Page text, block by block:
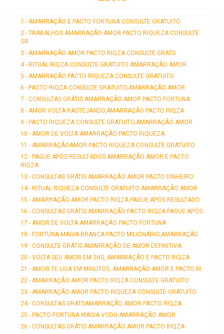
1 - AMARRAÇÃO E PACTO FORTUNA CONSULTE GRATUITO
2 - TRABALHOS AMARRAÇÃO AMOR PACTO RIQUEZA CONSULTE
GR
3 - AMARRAÇÃO AMOR PACTO RIQZA CONSULTE GRATS
4 - RITUAL RIQZA CONSULTE GRATUITO AMARRAÇÃO AMOR
5 - AMARRAÇÃO PACTO RIQUEZA CONSULTE GRATUITO
6 - PACTO RIQZA CONSULTE GRATUITO,AMARRAÇÃO AMOR
7 - CONSULTAS GRÁTIS AMARRAÇÃO AMOR PACTO FORTUNA
8 - AMOR VOLTA RASTEJANDO,AMARRAÇÃO PACTO RIQZA
9 - PACTO RIQUEZA CONSULTE GRATUITO,AMARRAÇÃO AMOR
10 - AMOR DE VOLTA AMARRAÇÃO PACTO RIQUEZA
11 - AMARRAÇÃOAMOR PACTO RIQUEZA CONSULTE GRATUITO
12 - PAGUE APÓS RESULTADOS AMARRAÇÃO AMOR E PACTO
RIQZA
13 - CONSULTAS GRÁTIS AMARRAÇÃO AMOR PACTO DINHEIRO
14 - RITUAL RIQUEZA CONSULTE GRATUITO AMARRAÇÃO AMOR
15 - AMARRAÇÃO AMOR PACTO RIQZA PAGUE APÓS RESULTADO
16 - CONSULTAS GRÁTIS AMARRAÇÃO PACTO RIQZA PAGUE APÓS
17 - AMOR DE VOLTA AMARRAÇÃO PACTO FORTUNA
18 - FORTUNA MAGIA BRANCA PACTO MILIONÁRIO,AMARRAÇÃO
19 - CONSULTE GRÁTIS AMARRAÇÃO DE AMOR DEFINITIVA
20 - VOLTA SEU AMOR EM 2HS, AMARRAÇÃO E PACTO RIQZA
21 - AMOR TE LIGA EM MINUTOS, AMARRAÇÃO AMOR E PACTO RI
22 - AMARRAÇÃO AMOR PACTO RIQZA CONSULTE GRATUITO
23 - AMARRAÇÃO AMOR PACTO RIQUEZA CONSULTE GRATUITO
24 - CONSULTAS GRATSAMARRAÇÃO AMOR PACTO RIQZA
25 - PACTO FORTUNA MAGIA VODU AMARRAÇÃO AMOR
26 - CONSULTAS GRÁTIS AMARRAÇÃO AMOR PACTO RIQZA